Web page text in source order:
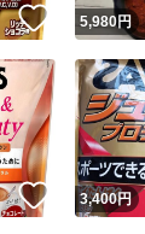
このユー
このユー
いいね！
5,980円
いいね！
3,400円